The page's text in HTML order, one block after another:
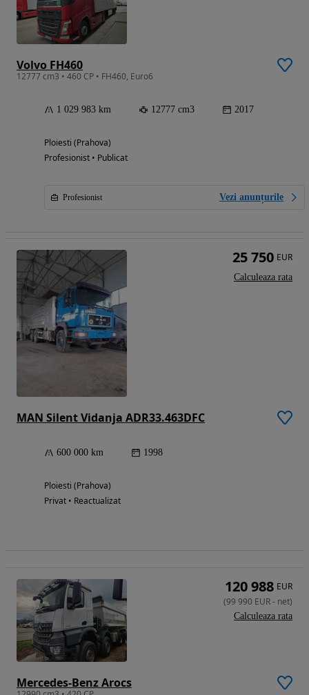
Volvo FH460
12777 cm3 • 460 CP • FH460, Euro6
1 029 983 km 12777 cm3 2017
Ploiesti (Prahova)
Profesionist • Publicat
Profesionist Vezi anunțurile
MAN Silent Vidanja ADR33.463DFC
600 000 km 1998
Ploiesti (Prahova)
Privat • Reactualizat
25 750 EUR
Calculeaza rata
Mercedes-Benz Arocs
120 988 EUR
(99 990 EUR- net)
Calculeaza rata